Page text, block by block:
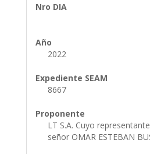
Nro DIA
Año
2022
Expediente SEAM
8667
Proponente
LT S.A. Cuyo
señor OMAR ESTEBAN